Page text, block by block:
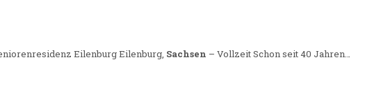
Eilenburg Eilenburg, Sachsen – Vollzeit Schon seit 40 Jahren…